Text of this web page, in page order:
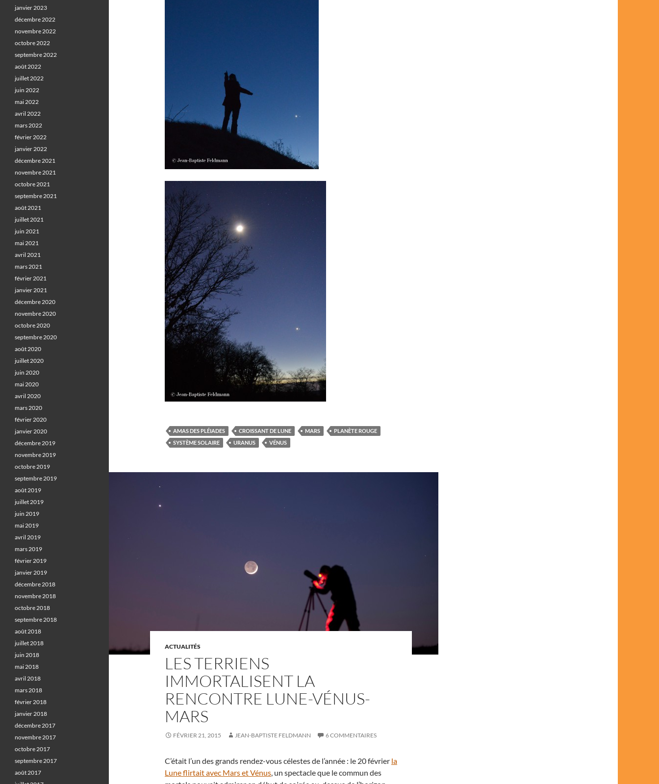
AMAS DES PLÉIADES CROISSANT DE LUNE MARS
PLANÈTE ROUGE
SYSTÈME SOLAIRE
URANUS VÉNUS
ACTUALITÉS
LES TERRIENS
IMMORTALISENT LA
RENCONTRE LUNE-VÉNUS-
MARS
FÉVRIER 21, 2015 JEAN-BAPTISTE FELDMANN 6 COMMENTAIRES
C’était l’un des grands rendez-vous célestes de l’année : le 20 février la
Lune flirtait avec Mars et Vénus, un spectacle que le commun des
janvier 2023
décembre 2022
novembre 2022
octobre 2022
septembre 2022
août 2022
juillet 2022
juin 2022
mai 2022
avril 2022
mars 2022
février 2022
janvier 2022
décembre 2021
novembre 2021
octobre 2021
septembre 2021
août 2021
juillet 2021
juin 2021
mai 2021
avril 2021
mars 2021
février 2021
janvier 2021
décembre 2020
novembre 2020
octobre 2020
septembre 2020
août 2020
juillet 2020
juin 2020
mai 2020
avril 2020
mars 2020
février 2020
janvier 2020
décembre 2019
novembre 2019
octobre 2019
septembre 2019
août 2019
juillet 2019
juin 2019
mai 2019
avril 2019
mars 2019
février 2019
janvier 2019
décembre 2018
novembre 2018
octobre 2018
septembre 2018
août 2018
juillet 2018
juin 2018
mai 2018
avril 2018
mars 2018
février 2018
janvier 2018
décembre 2017
novembre 2017
octobre 2017
septembre 2017
août 2017